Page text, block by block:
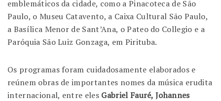
emblemáticos da cidade, como a Pinacoteca de São
Paulo, o Museu Catavento, a Caixa Cultural São Paulo,
a Basílica Menor de Sant’Ana, o Pateo do Collegio e a
Paróquia São Luiz Gonzaga, em Pirituba.
Os programas foram cuidadosamente elaborados e
reúnem obras de importantes nomes da música erudita
internacional, entre eles Gabriel Fauré, Johannes